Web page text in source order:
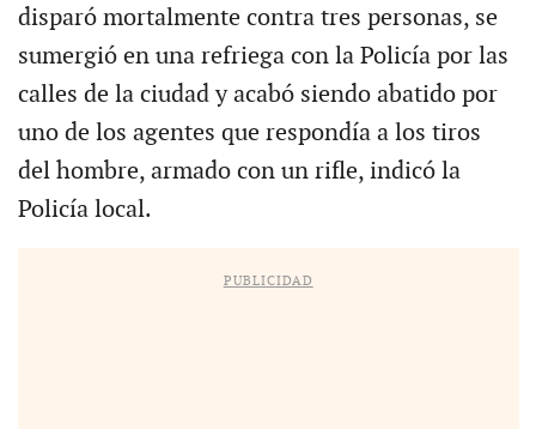
disparó mortalmente contra tres personas, se
sumergió en una refriega con la Policía por las
calles de la ciudad y acabó siendo abatido por
uno de los agentes que respondía a los tiros
del hombre, armado con un rifle, indicó la
Policía local.
PUBLICIDAD